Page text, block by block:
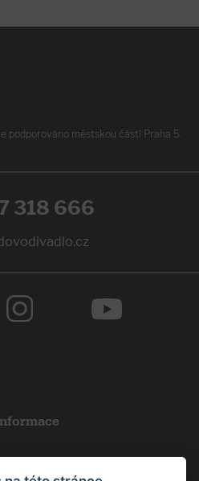
podporováno městskou částí Praha 5.
318 666